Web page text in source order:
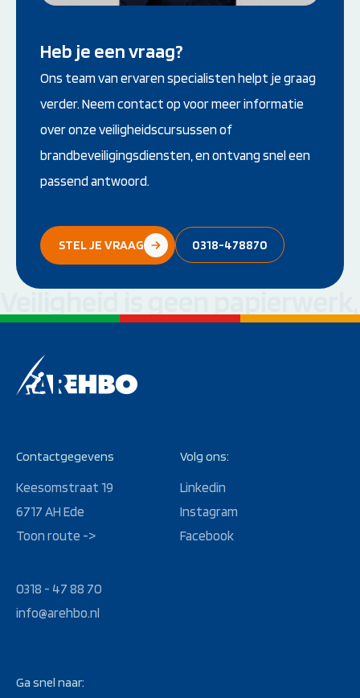
Heb je een vraag?
Ons team van ervaren specialisten helpt je graag
verder. Neem contact op voor meer informatie
over onze veiligheidscursussen of
brandbeveiligingsdiensten, en ontvang snel een
passend antwoord.
STEL JE VRAAG 0318-478870
Veiligheid is geen
Contactgegevens
Keesomstraat 19
6717 AH Ede
Toon route ->
0318 - 47 88 70
info@arehbo.nl
Volg ons:
Linkedin
Instagram
Facebook
Ga snel naar: